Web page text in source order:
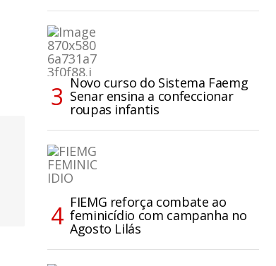
Novo curso do Sistema Faemg
Senar ensina a confeccionar
roupas infantis
FIEMG reforça combate ao
feminicídio com campanha no
Agosto Lilás